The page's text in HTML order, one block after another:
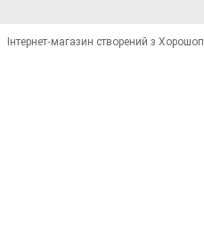
Інтернет-магазин створений з Хорошоп